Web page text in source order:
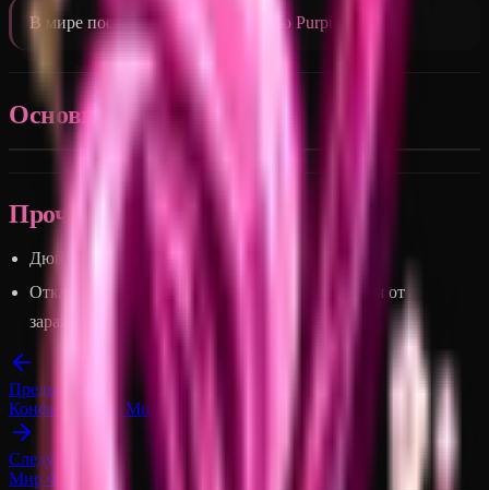
В мире построек установлено ядро Purpur
Основные настройки
Прочие настройки
Дюп динамита, ковров, рельс выключен.
Отключены скидки у жителей после излечения от
заражения.
Предыдущая
Конфигурации Миров
Следующая
Мир Ферм